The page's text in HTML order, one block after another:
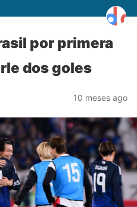
por primera
dos goles
10 meses ago